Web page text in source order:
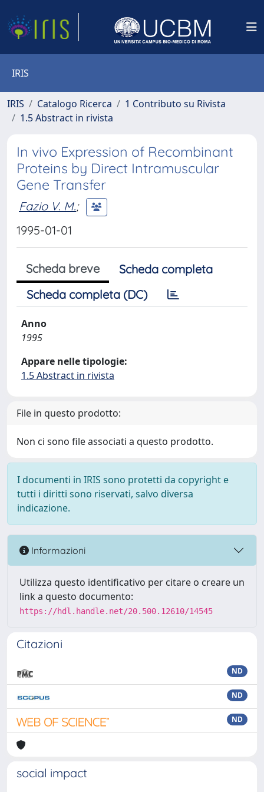
IRIS
IRIS Catalogo Ricerca
1 Contributo su Rivista
1.5 Abstract in rivista
In vivo Expression of Recombinant
Proteins by Direct Intramuscular
Gene Transfer
Fazio V. M.;
1995-01-01
Scheda breve
Scheda completa
Scheda completa (DC)
Anno
1995
Appare nelle tipologie:
1.5 Abstract in rivista
File in questo prodotto:
Non ci sono file associati a questo prodotto.
I documenti in IRIS sono protetti da copyright e
tutti i diritti sono riservati, salvo diversa
indicazione.
Informazioni
Utilizza questo identificativo per citare o creare un
link a questo documento:
https://hdl.handle.net/20.500.12610/14545
Citazioni
ND
ND
ND
social impact